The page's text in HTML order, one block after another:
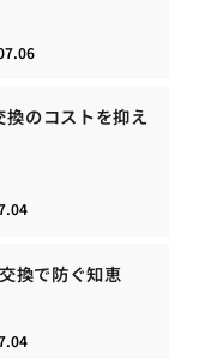
のコストを抑え
換で防ぐ知恵